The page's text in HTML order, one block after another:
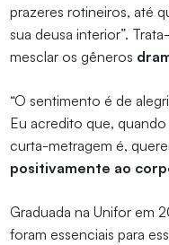
prazeres rotineiros, até
sua deusa interior”.
mesclar os gêneros
“O sentimento é de
Eu acredito que,
curta-metragem é,
positivamente ao
Graduada na Unifor em
foram essenciais para